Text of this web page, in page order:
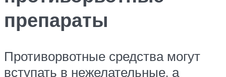
препараты
Противорвотные средства могут
вступать в нежелательные, а